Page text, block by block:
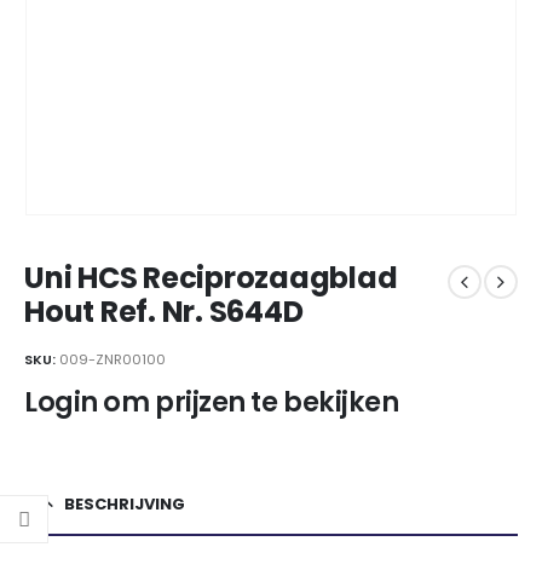
Uni HCS Reciprozaagblad
Hout Ref. Nr. S644D
SKU: 009-ZNR00100
Login om prijzen te bekijken
BESCHRIJVING